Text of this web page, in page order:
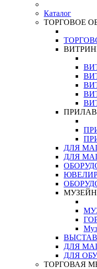
Каталог
ТОРГОВОЕ
ДЛЯ
ДЛЯ
ДЛЯ
ДЛЯ
ТОРГОВАЯ